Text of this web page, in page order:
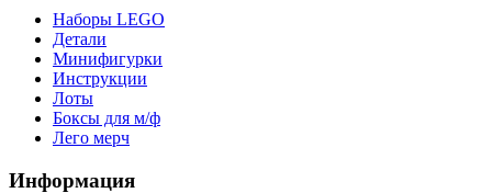
Наборы LEGO
Детали
Минифигурки
Инструкции
Лоты
Боксы для м/ф
Лего мерч
Информация